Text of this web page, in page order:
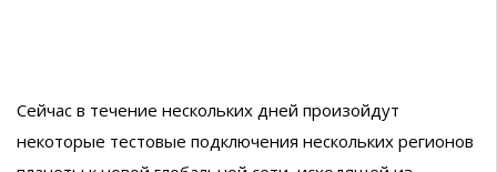
Сейчас в течение нескольких дней произойдут
некоторые тестовые подключения нескольких регионов